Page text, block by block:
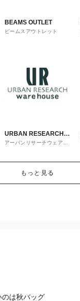
BEAMS OUTLET
ビームスアウトレット
URBAN RESEARCH
ware house
アーバンリサーチウェアハ
もっと見る
のは秋バッグ